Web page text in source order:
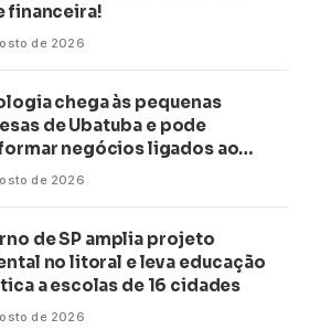
financeira!
de 2026
chega às pequenas
de Ubatuba e pode
negócios ligados ao
no litoral
de 2026
de SP amplia projeto
no litoral e leva educação
a escolas de 16 cidades
de 2026